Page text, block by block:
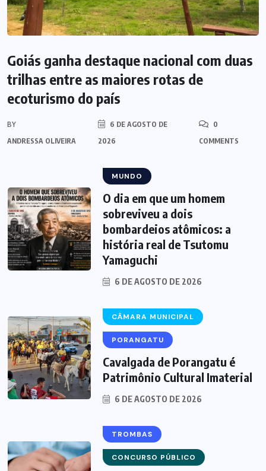
Goiás ganha destaque nacional com duas
trilhas entre as maiores rotas de
ecoturismo do país
BY
ANDRESSA OLIVEIRA
6 DE AGOSTO DE
2026
0
COMMENTS
MUNDO
O dia em que um homem
sobreviveu a dois
bombardeios atômicos: a
história real de Tsutomu
Yamaguchi
6 DE AGOSTO DE 2026
CÂMARA MUNICIPAL
PORANGATU
Cavalgada de Porangatu é
Patrimônio Cultural Imaterial
6 DE AGOSTO DE 2026
TROMBAS
CONCURSO PÚBLICO